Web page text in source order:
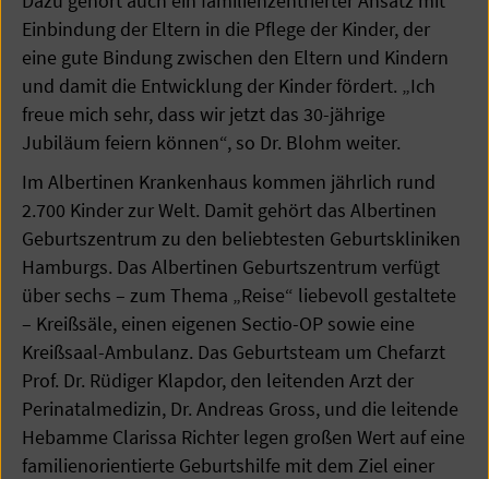
Einbindung der Eltern in die Pflege der Kinder, der
eine gute Bindung zwischen den Eltern und Kindern
und damit die Entwicklung der Kinder fördert. „Ich
freue mich sehr, dass wir jetzt das 30-jährige
Jubiläum feiern können“, so Dr. Blohm weiter.
Im Albertinen Krankenhaus kommen jährlich rund
2.700 Kinder zur Welt. Damit gehört das Albertinen
Geburtszentrum zu den beliebtesten Geburtskliniken
Hamburgs. Das Albertinen Geburtszentrum verfügt
über sechs – zum Thema „Reise“ liebevoll gestaltete
– Kreißsäle, einen eigenen Sectio-OP sowie eine
Kreißsaal-Ambulanz. Das Geburtsteam um Chefarzt
Prof. Dr. Rüdiger Klapdor, den leitenden Arzt der
Perinatalmedizin, Dr. Andreas Gross, und die leitende
Hebamme Clarissa Richter legen großen Wert auf eine
familienorientierte Geburtshilfe mit dem Ziel einer